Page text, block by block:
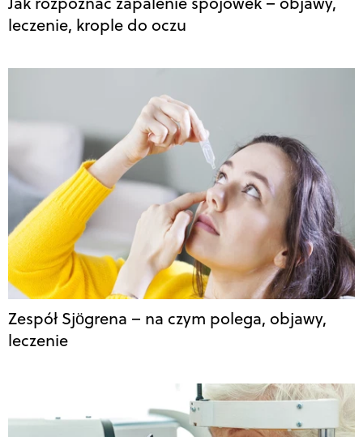
leczenie, krople do oczu
Zespół Sjögrena – na czym polega, objawy,
leczenie